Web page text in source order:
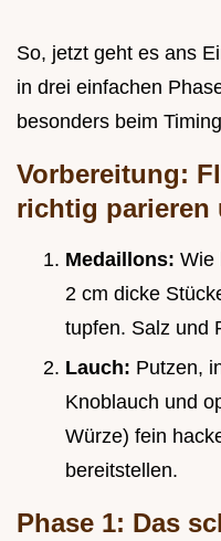
So, jetzt geht es ans
in drei einfachen
besonders beim
Vorbereitung:
richtig parieren
Medaillons: Wie
2 cm dicke
tupfen. Salz und
Lauch: Putzen,
Knoblauch und
Würze) fein
bereitstellen.
Phase 1: Das